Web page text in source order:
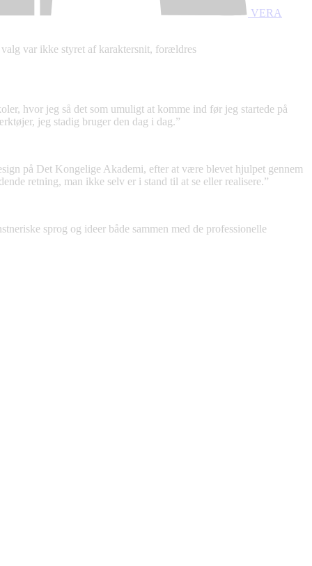
VERA
var ikke styret af karaktersnit, forældres
hvor jeg så det som umuligt at komme ind før jeg startede på
jeg stadig bruger den dag i dag.”
på Det Kongelige Akademi, efter at være blevet hjulpet gennem
retning, man ikke selv er i stand til at se eller realisere.”
sprog og ideer både sammen med de professionelle